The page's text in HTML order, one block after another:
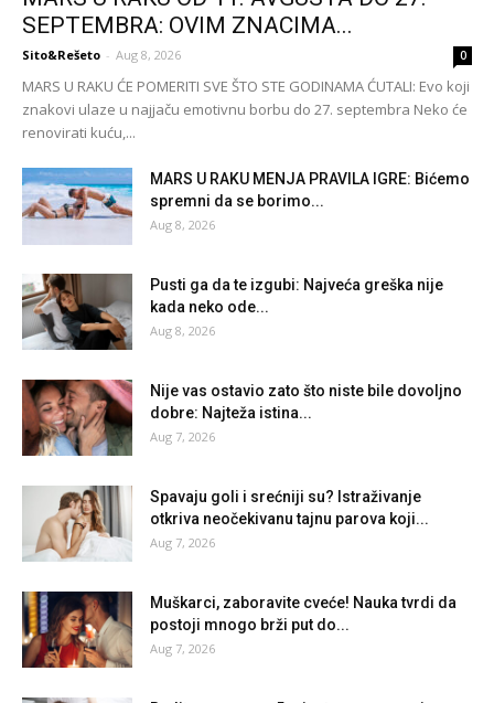
SEPTEMBRA: OVIM ZNACIMA...
Sito&Rešeto - Aug 8, 2026 0
MARS U RAKU ĆE POMERITI SVE ŠTO STE GODINAMA ĆUTALI: Evo koji
znakovi ulaze u najjaču emotivnu borbu do 27. septembra Neko će
renovirati kuću,...
MARS U RAKU MENJA PRAVILA IGRE: Bićemo
spremni da se borimo...
Aug 8, 2026
Pusti ga da te izgubi: Najveća greška nije
kada neko ode...
Aug 8, 2026
Nije vas ostavio zato što niste bile dovoljno
dobre: Najteža istina...
Aug 7, 2026
Spavaju goli i srećniji su? Istraživanje
otkriva neočekivanu tajnu parova koji...
Aug 7, 2026
Muškarci, zaboravite cveće! Nauka tvrdi da
postoji mnogo brži put do...
Aug 7, 2026